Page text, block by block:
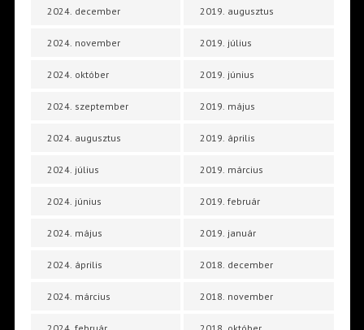
2024. december
2024. november
2024. október
2024. szeptember
2024. augusztus
2024. július
2024. június
2024. május
2024. április
2024. március
2019. augusztus
2019. július
2019. június
2019. május
2019. április
2019. március
2019. február
2019. január
2018. december
2018. november